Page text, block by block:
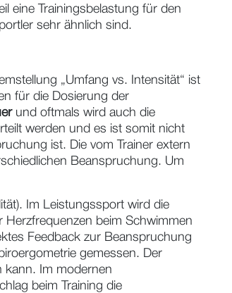
eine Trainingsbelastung für den
sehr ähnlich sind.
„Umfang vs. Intensität“ ist
für die Dosierung der
und oftmals wird auch die
werden und es ist somit nicht
ist. Die vom Trainer extern
Beanspruchung. Um
Im Leistungssport wird die
beim Schwimmen
Feedback zur Beanspruchung
gemessen. Der
kann. Im modernen
beim Training die